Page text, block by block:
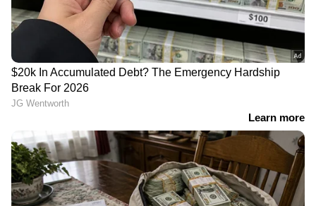
കേരളത്തിലെ എല്ലാ വാർത്തകൾKerala
അറിയാൻ എപ്പോഴും ഏഷ്യാനെറ്റ്
ന്യൂസ് വാർത്തകൾ. Malayalam News
തത്സമയ അപ്‌ഡേറ്റുകളും ആഴത്തിലുള്ള
വിശകലനവും സമഗ്രമായ റിപ്പോർട്ടിംഗും —
എല്ലാം ഒരൊറ്റ സ്ഥലത്ത്. ഏത് സമയത്തും,
എവിടെയും വിശ്വസനീയമായ വാർത്തകൾ
ലഭിക്കാൻAsianet News Malayalam